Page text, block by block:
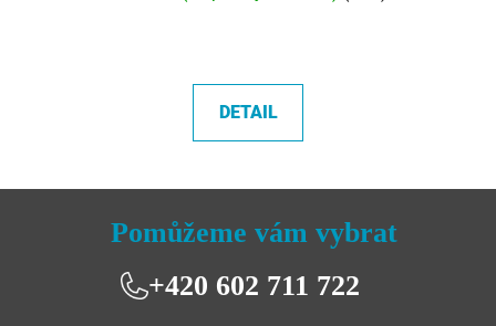
DETAIL
Pomůžeme vám vybrat
+420 602 711 722